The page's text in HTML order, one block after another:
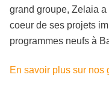
grand groupe, Zelaia
coeur de ses projets
programmes neufs à
En savoir plus sur nos